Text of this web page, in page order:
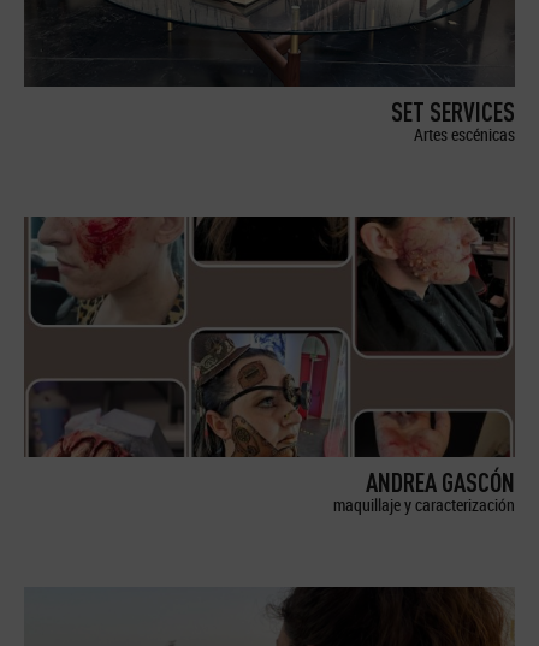
SET SERVICES
Artes escénicas
ANDREA GASCÓN
maquillaje y caracterización